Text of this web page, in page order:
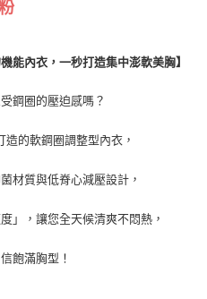
下網址：
者引起之損失，本公司不負相關責
據個別帳號之用戶狀況，依本公司即
度不足之情形，本公司將視審查結果
資訊註冊。若發現惡意使用之情形，
能內衣，一秒打造集中澎軟美胸】
鋼圈的壓迫感嗎？
的軟鋼圈調整型內衣，
材質與低脊心減壓設計，
」，讓您全天候清爽不悶熱，
飽滿胸型！